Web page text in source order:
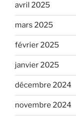
avril 2025
mars 2025
février 2025
janvier 2025
décembre 2024
novembre 2024